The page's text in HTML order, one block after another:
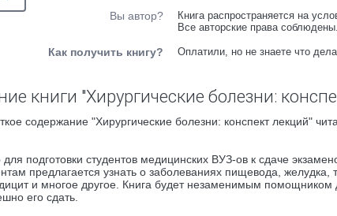
Вы автор?
Книга распространяется на
Все авторские права соблюдены.
Как получить книгу? Оплатили, но не знаете что
книги "Хирургические болезни:
содержание "Хирургические болезни: конспект лекций"
подготовки студентов медицинских ВУЗ-ов к сдаче
предлагается узнать о заболеваниях пищевода, желудка,
и многое другое. Книга будет незаменимым помощником
его сдать.